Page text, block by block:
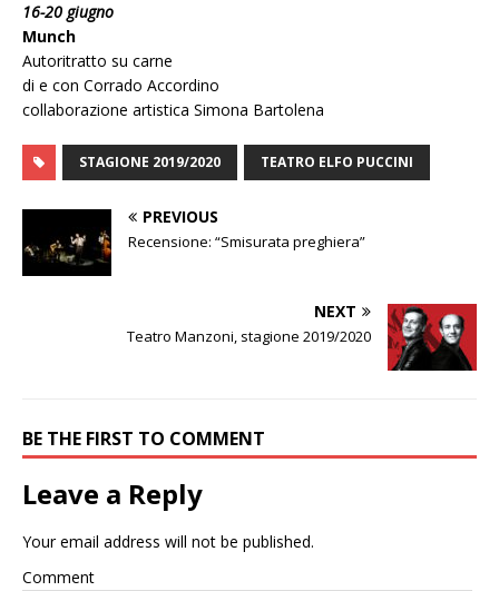
16-20 giugno
Munch
Autoritratto su carne
di e con Corrado Accordino
collaborazione artistica Simona Bartolena
STAGIONE 2019/2020 TEATRO ELFO PUCCINI
PREVIOUS
Recensione: “Smisurata preghiera”
NEXT
Teatro Manzoni, stagione 2019/2020
BE THE FIRST TO COMMENT
Leave a Reply
Your email address will not be published.
Comment